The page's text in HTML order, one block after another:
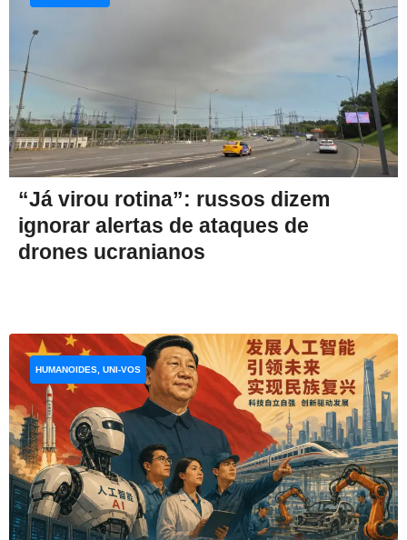
“Já virou rotina”: russos dizem
ignorar alertas de ataques de
drones ucranianos
HUMANOIDES, UNI-VOS